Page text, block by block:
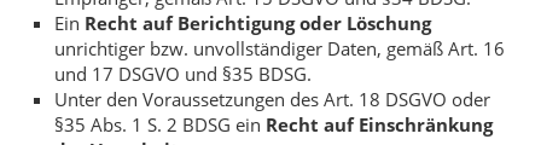
Ein Recht auf Berichtigung oder Löschung
unrichtiger bzw. unvollständiger Daten, gemäß Art. 16
und 17 DSGVO und §35 BDSG.
Unter den Voraussetzungen des Art. 18 DSGVO oder
§35 Abs. 1 S. 2 BDSG ein Recht auf Einschränkung